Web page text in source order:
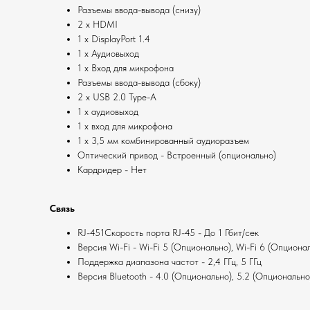
Разъемы ввода-вывода (снизу)
2 x HDMI
1 x DisplayPort 1.4
1 x Аудиовыход
1 х Вход для микрофона
Разъемы ввода-вывода (сбоку)
2 x USB 2.0 Type-A
1 x аудиовыход
1 х вход для микрофона
1 х 3,5 мм комбинированный аудиоразъем
Оптический привод - Встроенный (опционально)
Кардридер - Нет
Связь
RJ-451Скорость порта RJ-45 - До 1 Гбит/сек
Версия Wi-Fi - Wi-Fi 5 (Опционально), Wi-Fi 6
Поддержка диапазона частот - 2,4 ГГц, 5 ГГц
Версия Bluetooth - 4.0 (Опционально), 5.2